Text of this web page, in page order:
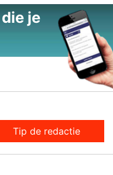
je
Tip de redactie